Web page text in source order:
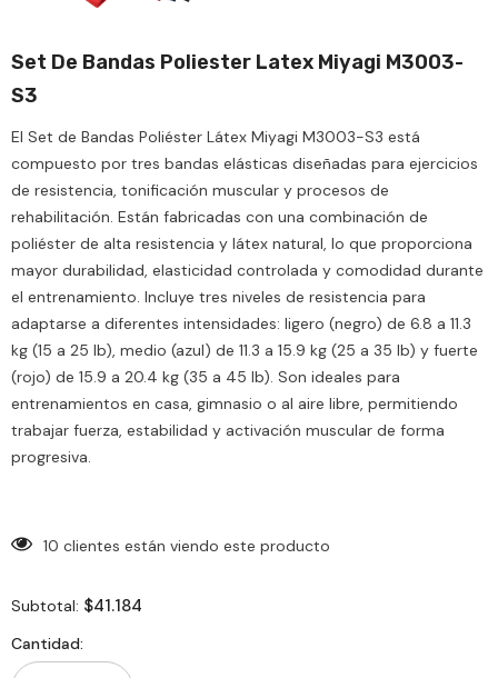
Set De Bandas Poliester Latex Miyagi M3003-
S3
El Set de Bandas Poliéster Látex Miyagi M3003-S3 está
compuesto por tres bandas elásticas diseñadas para ejercicios
de resistencia, tonificación muscular y procesos de
rehabilitación. Están fabricadas con una combinación de
poliéster de alta resistencia y látex natural, lo que proporciona
mayor durabilidad, elasticidad controlada y comodidad durante
el entrenamiento. Incluye tres niveles de resistencia para
adaptarse a diferentes intensidades: ligero (negro) de 6.8 a 11.3
kg (15 a 25 lb), medio (azul) de 11.3 a 15.9 kg (25 a 35 lb) y fuerte
(rojo) de 15.9 a 20.4 kg (35 a 45 lb). Son ideales para
entrenamientos en casa, gimnasio o al aire libre, permitiendo
trabajar fuerza, estabilidad y activación muscular de forma
progresiva.
10 clientes están viendo este producto
Subtotal: $41.184
Cantidad: